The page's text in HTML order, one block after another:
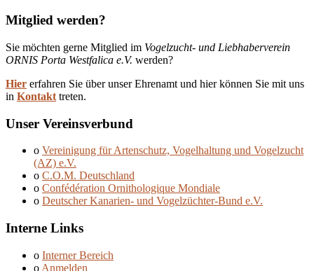
Mitglied werden?
Sie möchten gerne Mitglied im Vogelzucht- und Liebhaberverein
ORNIS Porta Westfalica e.V. werden?
Hier erfahren Sie über unser Ehrenamt und hier können Sie mit uns
in Kontakt treten.
Unser Vereinsverbund
o Vereinigung für Artenschutz, Vogelhaltung und Vogelzucht
(AZ) e.V.
o C.O.M. Deutschland
o Confédération Ornithologique Mondiale
o Deutscher Kanarien- und Vogelzüchter-Bund e.V.
Interne Links
o Interner Bereich
o Anmelden